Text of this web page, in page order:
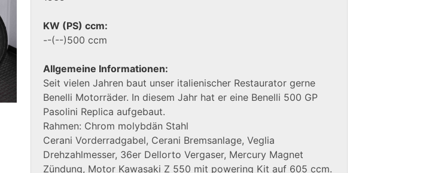
KW (PS) ccm:
--(--)500 ccm
Allgemeine Informationen:
Seit vielen Jahren baut unser italienischer Restaurator gerne
Benelli Motorräder. In diesem Jahr hat er eine Benelli 500 GP
Pasolini Replica aufgebaut.
Rahmen: Chrom molybdän Stahl
Cerani Vorderradgabel, Cerani Bremsanlage, Veglia
Drehzahlmesser, 36er Dellorto Vergaser, Mercury Magnet
Zündung, Motor Kawasaki Z 550 mit powering Kit auf 605 ccm.